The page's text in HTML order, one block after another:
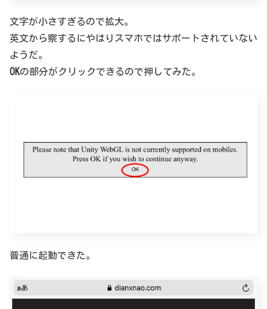
文字が小さすぎるので拡大。
英文から察するにやはりスマホではサポートされていない
ようだ。
OKの部分がクリックできるので押してみた。
普通に起動できた。